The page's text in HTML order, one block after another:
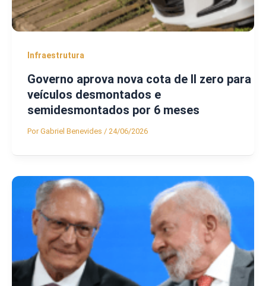
Infraestrutura
Governo aprova nova cota de II zero para
veículos desmontados e
semidesmontados por 6 meses
PorGabriel Benevides / 24/06/2026